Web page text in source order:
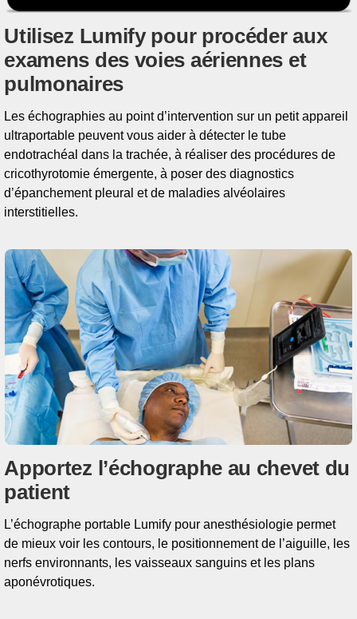
Utilisez Lumify pour procéder aux
examens des voies aériennes et
pulmonaires
Les échographies au point d’intervention sur un petit appareil
ultraportable peuvent vous aider à détecter le tube
endotrachéal dans la trachée, à réaliser des procédures de
cricothyrotomie émergente, à poser des diagnostics
d’épanchement pleural et de maladies alvéolaires
interstitielles.
Apportez l’échographe au chevet du
patient
L’échographe portable Lumify pour anesthésiologie permet
de mieux voir les contours, le positionnement de l’aiguille, les
nerfs environnants, les vaisseaux sanguins et les plans
aponévrotiques.